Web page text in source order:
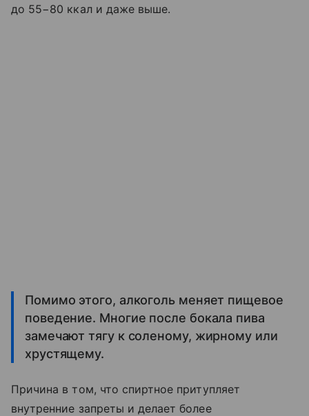
до 55−80 ккал и даже выше.
Помимо этого, алкоголь меняет пищевое
поведение. Многие после бокала пива
замечают тягу к соленому, жирному или
хрустящему.
Причина в том, что спиртное притупляет
внутренние запреты и делает более